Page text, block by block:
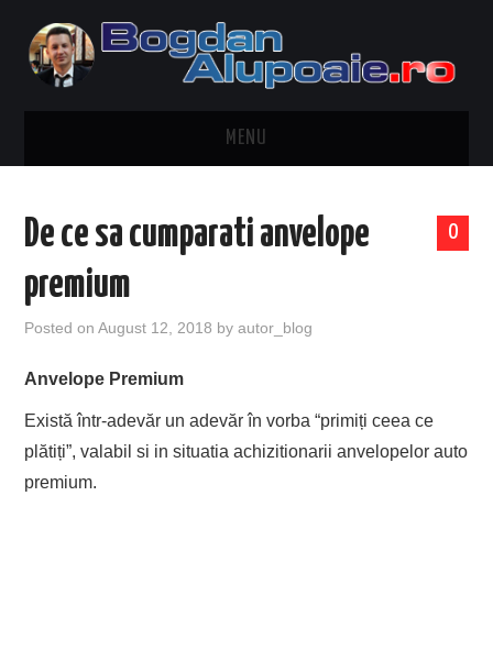
MENU
CONTACT
DRESS TO IMPRESS
TRAVEL
0
De ce sa cumparati anvelope
premium
Posted onAugust 12, 2018 byautor_blog
Anvelope Premium
Există într-adevăr un adevăr în vorba “primiți ceea ce
plătiți”, valabil si in situatia achizitionarii anvelopelor auto
premium.